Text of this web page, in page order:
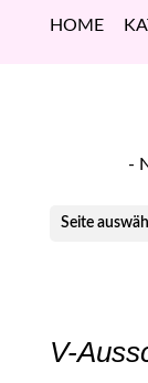
HOME
-
Seite
V-